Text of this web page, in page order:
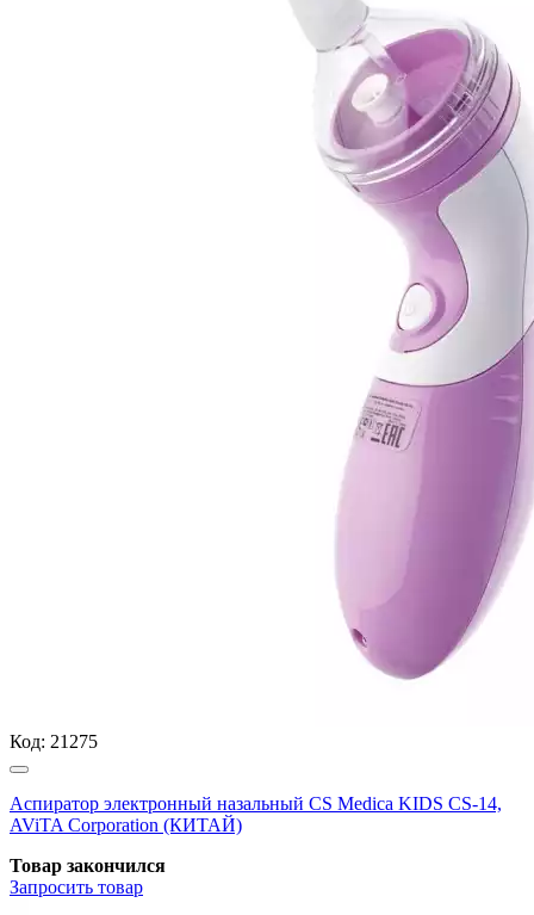
Код: 21275
Аспиратор электронный назальный CS Medica KIDS CS-14,
AViTA Corporation (КИТАЙ)
Товар закончился
Запросить товар